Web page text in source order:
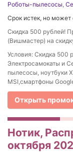
Роботы-пылесосы,
Срок истек, но может
Скидка 500 рублей!
(Вишмастер) на
Условия: Скидка 500
Электросамокаты и
пылесосы, ноутбуки
MSI,смартфоны
Открыть
Нотик,
октября